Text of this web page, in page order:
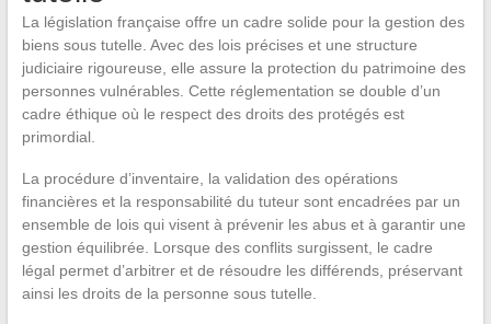
La législation française offre un cadre solide pour la gestion des
biens sous tutelle. Avec des lois précises et une structure
judiciaire rigoureuse, elle assure la protection du patrimoine des
personnes vulnérables. Cette réglementation se double d’un
cadre éthique où le respect des droits des protégés est
primordial.
La procédure d’inventaire, la validation des opérations
financières et la responsabilité du tuteur sont encadrées par un
ensemble de lois qui visent à prévenir les abus et à garantir une
gestion équilibrée. Lorsque des conflits surgissent, le cadre
légal permet d’arbitrer et de résoudre les différends, préservant
ainsi les droits de la personne sous tutelle.